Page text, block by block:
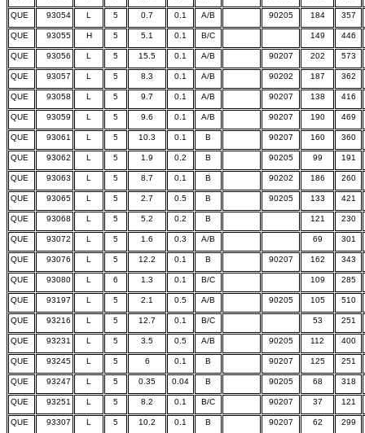
QUE 93054 L 5 0.7 0.1 A/B 90205 184 357
QUE 93055 H 5 5.1 0.1 B/C 149 446
QUE 93056 L 5 15.5 0.1 A/B 90207 202 573
QUE 93057 L 5 8.3 0.1 A/B 90202 187 362
QUE 93058 L 5 9.7 0.1 A/B 90207 138 416
QUE 93059 L 5 9.6 0.1 A/B 90207 190 469
QUE 93061 L 5 10.3 0.1 B 90207 160 360
QUE 93062 L 5 1.9 0.2 B 90205 99 191
QUE 93063 L 5 8.7 0.1 B 90202 186 260
QUE 93065 L 5 2.7 0.5 B 90205 133 421
QUE 93068 L 5 5.2 0.2 B 121 230
QUE 93072 L 5 1.6 0.3 A/B 69 301
QUE 93076 L 5 12.2 0.1 B 90207 162 343
QUE 93080 L 6 1.3 0.1 B/C 109 285
QUE 93197 L 5 2.1 0.5 A/B 90205 105 510
QUE 93216 L 5 12.7 0.1 B/C 53 251
QUE 93231 L 5 3.5 0.5 A/B 90205 112 400
QUE 93245 L 5 6 0.1 B 90207 125 251
QUE 93247 L 5 0.35 0.04 B 90205 68 318
QUE 93251 L 5 8.2 0.1 B/C 90207 37 121
QUE 93307 L 5 10.2 0.1 B 90207 62 299